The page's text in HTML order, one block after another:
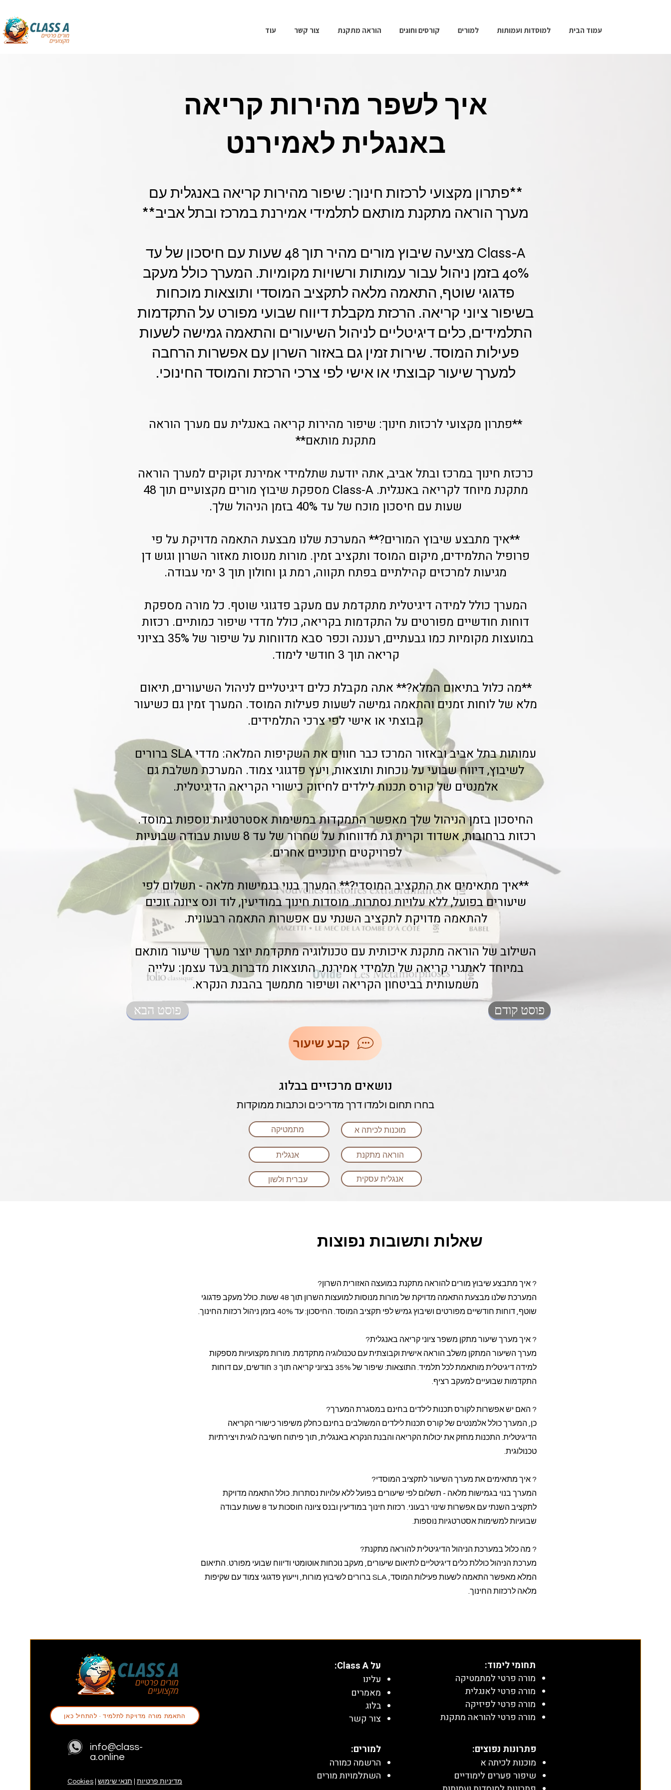
עמוד הבית למוסדות ועמותות למורים קורסים וחוגים הוראה מתקנת צור קשר עוד
איך לשפר מהירות קריאה
באנגלית לאמירנט
**פתרון מקצועי לרכזות חינוך: שיפור מהירות קריאה באנגלית עם
מערך הוראה מתקנת מותאם לתלמידי אמירנת במרכז ובתל אביב**
Class-A מציעה שיבוץ מורים מהיר תוך 48 שעות עם חיסכון של עד
40% בזמן ניהול עבור עמותות ורשויות מקומיות. המערך כולל מעקב
פדגוגי שוטף, התאמה מלאה לתקציב המוסדי ותוצאות מוכחות
בשיפור ציוני קריאה. הרכזת מקבלת דיווח שבועי מפורט על התקדמות
התלמידים, כלים דיגיטליים לניהול השיעורים והתאמה גמישה לשעות
פעילות המוסד. שירות זמין גם באזור השרון עם אפשרות הרחבה
למערך שיעור קבוצתי או אישי לפי צרכי הרכזת והמוסד החינוכי.
**פתרון מקצועי לרכזות חינוך: שיפור מהירות קריאה באנגלית עם מערך הוראה
מתקנת מותאם**
כרכזת חינוך במרכז ובתל אביב, אתה יודעת שתלמידי אמירנת זקוקים למערך הוראה
מתקנת מיוחד לקריאה באנגלית. Class-A מספקת שיבוץ מורים מקצועיים תוך 48
שעות עם חיסכון מוכח של עד 40% בזמן הניהול שלך.
**איך מתבצע שיבוץ המורים?** המערכת שלנו מבצעת התאמה מדויקת על פי
פרופיל התלמידים, מיקום המוסד ותקציב זמין. מורות מנוסות מאזור השרון וגוש דן
מגיעות למרכזים קהילתיים בפתח תקווה, רמת גן וחולון תוך 3 ימי עבודה.
המערך כולל למידה דיגיטלית מתקדמת עם מעקב פדגוגי שוטף. כל מורה מספקת
דוחות חודשיים מפורטים על התקדמות בקריאה, כולל מדדי שיפור כמותיים. רכזות
במועצות מקומיות כמו גבעתיים, רעננה וכפר סבא מדווחות על שיפור של 35% בציוני
קריאה תוך 3 חודשי לימוד.
**מה כלול בתיאום המלא?** אתה מקבלת כלים דיגיטליים לניהול השיעורים, תיאום
מלא של לוחות זמנים והתאמה גמישה לשעות פעילות המוסד. המערך זמין גם כשיעור
קבוצתי או אישי לפי צרכי התלמידים.
עמותות בתל אביב ובאזור המרכז כבר חווים את השקיפות המלאה: מדדי SLA ברורים
לשיבוץ, דיווח שבועי על נוכחות ותוצאות, ויעץ פדגוגי צמוד. המערכת משלבת גם
אלמנטים של קורס תכנות לילדים לחיזוק כישורי הקריאה הדיגיטלית.
החיסכון בזמן הניהול שלך מאפשר התמקדות במשימות אסטרטגיות נוספות במוסד.
רכזות ברחובות, אשדוד וקרית גת מדווחות על שחרור של עד 8 שעות עבודה שבועיות
לפרויקטים חינוכיים אחרים.
**איך מתאימים את התקציב המוסדי?** המערך בנוי בגמישות מלאה - תשלום לפי
שיעורים בפועל, ללא עלויות נסתרות. מוסדות חינוך במודיעין, לוד ונס ציונה זוכים
להתאמה מדויקת לתקציב השנתי עם אפשרות התאמה רבעונית.
השילוב של הוראה מתקנת איכותית עם טכנולוגיה מתקדמת יוצר מערך שיעור מותאם
במיוחד לאתגרי קריאה של תלמידי אמירנת. התוצאות מדברות בעד עצמן: עלייה
משמעותית בביטחון הקריאה ושיפור מתמשך בהבנת הנקרא.
פוסט הבא פוסט קודם
קבע שיעור
נושאים מרכזיים בבלוג
בחרו תחום ולמדו דרך מדריכים וכתבות ממוקדות
מוכנות לכיתה א מתמטיקה
הוראה מתקנת
אנגלית עסקית
אנגלית
עברית ולשון
שאלות ותשובות נפוצות
? איך מתבצע שיבוץ מורים להוראה מתקנת במועצה האזורית השרון?
המערכת שלנו מבצעת התאמה מדויקת של מורות מנוסות למועצות השרון תוך 48 שעות. כולל מעקב פדגוגי
שוטף, דוחות חודשיים מפורטים ושיבוץ גמיש לפי תקציב המוסד. החיסכון: עד 40% בזמן ניהול רכזות החינוך.
? איך מערך שיעור מתקן משפר ציוני קריאה באנגלית?
מערך השיעור המתקן משלב הוראה אישית וקבוצתית עם טכנולוגיה מתקדמת. מורות מקצועיות מספקות
למידה דיגיטלית מותאמת לכל תלמיד. התוצאות: שיפור של 35% בציוני קריאה תוך 3 חודשים, עם דוחות
התקדמות שבועיים למעקב רציף.
? האם יש אפשרות לקורס תכנות לילדים בחינם במסגרת המערך?
כן, המערך כולל אלמנטים של קורס תכנות לילדים המשולבים בחינם כחלק משיפור כישורי הקריאה
הדיגיטלית. התכנות מחזק את יכולות הקריאה והבנת הנקרא באנגלית, תוך פיתוח חשיבה לוגית ויצירתיות
טכנולוגית.
? איך מתאימים את מערך השיעור לתקציב המוסדי?
המערך בנוי בגמישות מלאה - תשלום לפי שיעורים בפועל ללא עלויות נסתרות. כולל התאמה מדויקת
לתקציב השנתי עם אפשרות שינוי רבעוני. רכזות חינוך במודיעין ובנס ציונה חוסכות עד 8 שעות עבודה
שבועיות למשימות אסטרטגיות נוספות.
? מה כלול במערכת הניהול הדיגיטלית להוראה מתקנת?
מערכת הניהול כוללת כלים דיגיטליים לתיאום שיעורים, מעקב נוכחות אוטומטי ודיווח שבועי מפורט. התיאום
המלא מאפשר התאמה לשעות פעילות המוסד, SLA ברורים לשיבוץ מורות, וייעוץ פדגוגי צמוד עם שקיפות
מלאה לרכזות החינוך.
info@class-
a.online
מדיניות פרטיות תנאי שימוש |
Cookies
התאמת מורה מדויקת לתלמיד - להתחיל כאן
תחומי לימוד:
מורה פרטי למתמטיקה
מורה פרטי לאנגלית
מורה פרטי לפיזיקה
מורה פרטי להוראה מתקנת
​פתרונות נפוצים:
מוכנות לכיתה א
שיפור פערים לימודיים
על Class A:
עלינו
מאמרים
בלוג
צור קשר
למורים:
הרשמה כמורה
השתלמויות מורים